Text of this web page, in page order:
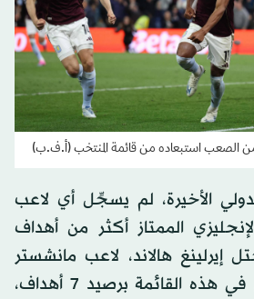
من الصعب استبعاده من قائمة المنتخب (أ.ف.ب)
الأخيرة، لم يسجِّل أي لاعب
الممتاز أكثر من أهداف
إيرلينغ هالاند، لاعب مانشستر
سيتي، المركز الثاني في هذه القائمة برصيد 7 أهداف،